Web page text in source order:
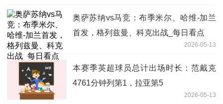
奥萨苏纳vs马竞：布季米尔、哈维-加兰
首发，格列兹曼、科克出战_每日看点
2026-05-13
本赛季英超球员总计出场时长：范戴克
4761分钟列第1，拉亚第5
2026-05-13